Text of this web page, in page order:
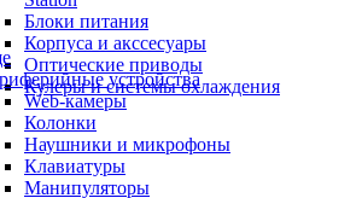
Блоки питания
Корпуса и акссесуары
Оптические приводы
Кулеры и системы охлаждения
устройства
Web-камеры
Колонки
Наушники и микрофоны
Клавиатуры
Манипуляторы